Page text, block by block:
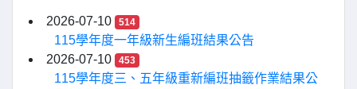
2026-07-10 514
115學年度一年級新生編班結果公告
2026-07-10
453
115學年度三、五年級重新編班抽籤作業結果公